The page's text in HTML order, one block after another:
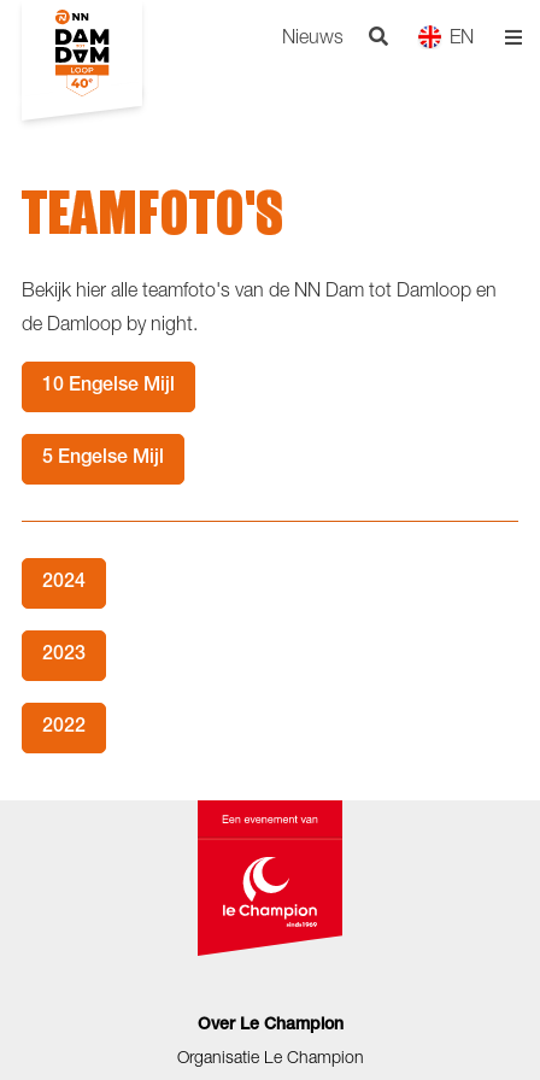
Nieuws EN
TEAMFOTO'S
Bekijk hier alle teamfoto's van de NN Dam tot Damloop en
de Damloop by night.
10 Engelse Mijl
5 Engelse Mijl
2024
2023
2022
Over Le Champion
Organisatie Le Champion